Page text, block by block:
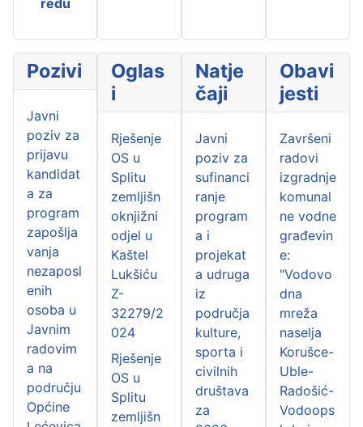
redu
Pozivi
Javni
poziv za
prijavu
kandidat
a za
program
zapošlja
vanja
nezaposl
enih
osoba u
Javnim
radovim
a na
području
Općine
Oglas
i
Rješenje
OS u
Splitu
zemljišn
oknjižni
odjel u
Kaštel
Lukšiću
Z-
32279/2
024
Rješenje
OS u
Splitu
zemljišn
Natje
čaji
Javni
poziv za
sufinanci
ranje
program
a i
projekat
a udruga
iz
područja
kulture,
sporta i
civilnih
društava
za
Obavi
jesti
Završeni
radovi
izgradnje
komunal
ne vodne
građevin
e:
"Vodovo
dna
mreža
naselja
Korušce-
Uble-
Radošić-
Vodoops